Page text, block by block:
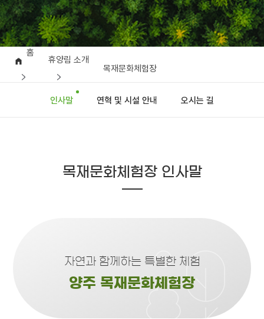
홈
휴양림 소개
목재문화체험장
인사말 연혁 및 시설 안내 오시는 길
목재문화체험장 인사말
자연과 함께하는 특별한 체험
양주 목재문화체험장